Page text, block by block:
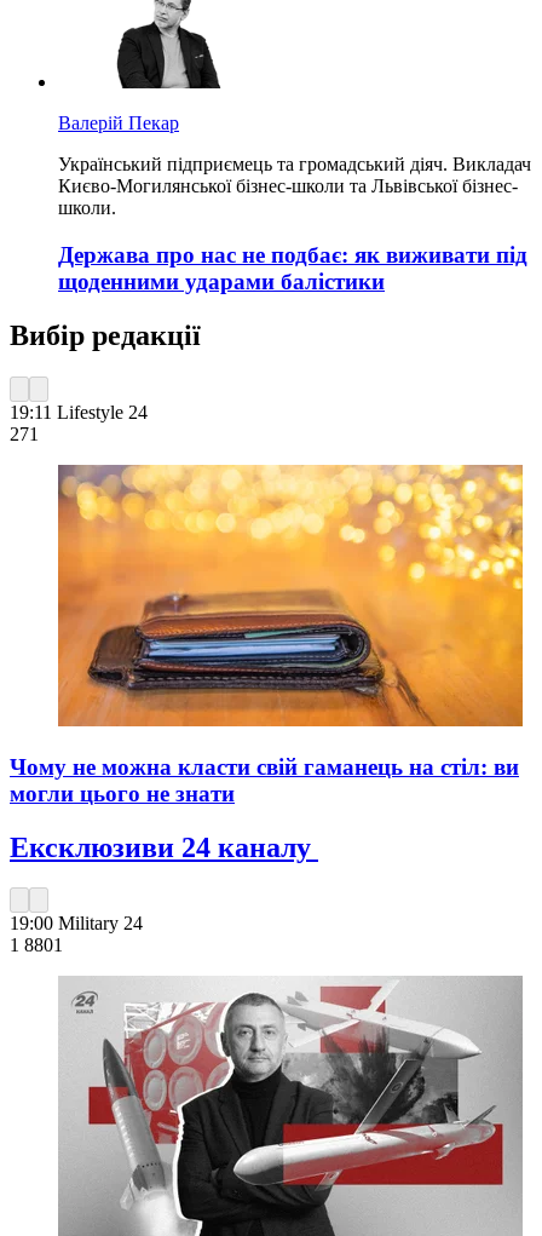
Валерій Пекар
Український підприємець та громадський діяч. Викладач
Києво-Могилянської бізнес-школи та Львівської бізнес-
школи.
Держава про нас не подбає: як виживати під
щоденними ударами балістики
Вибір редакції
19:11 Lifestyle 24
271
Чому не можна класти свій гаманець на стіл: ви
могли цього не знати
Ексклюзиви 24 каналу
19:00 Military 24
1 8801